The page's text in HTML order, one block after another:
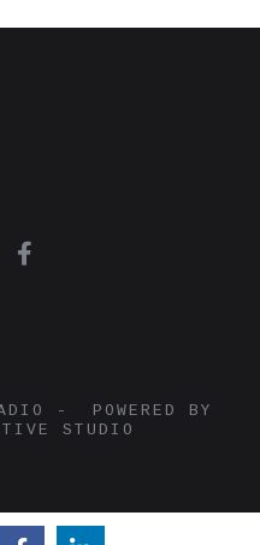
- POWERED BY
STUDIO